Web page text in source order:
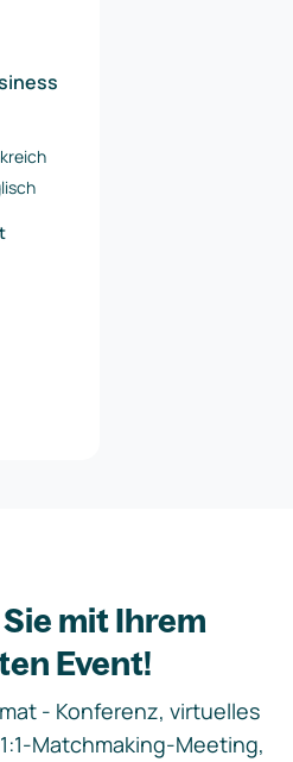
mit Ihrem
Event!
- Konferenz, virtuelles
Matchmaking-Meeting,